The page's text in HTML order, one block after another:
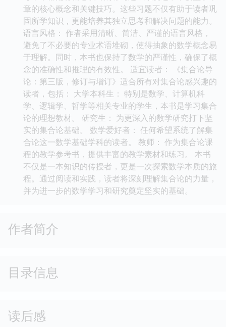
章的核心概念和关键技巧。这些习题不仅有助于读者巩
固所学知识，更能培养其独立思考和解决问题的能力。
语言风格： 作者采用清晰、简洁、严谨的语言风格，
避免了不必要的专业术语堆砌，使得抽象的数学概念易
于理解。同时，本书也保持了数学的严谨性，确保了概
念的准确性和推理的有效性。 适宜读者： 《集合论导
论：第三版，修订与增订》适合所有对集合论感兴趣的
读者，包括： 大学本科生： 特别是数学、计算机科
学、逻辑学、哲学等相关专业的学生，本书是学习集合
论的理想教材。 研究生： 为更深入的数学研究打下坚
实的集合论基础。 数学爱好者： 任何希望系统了解集
合论这一数学基础学科的读者。 教师： 作为集合论课
程的教学参考书，提供丰富的教学素材和练习。 本书
不仅是一本知识的传授者，更是一次探索数学本质的旅
程。通过阅读和实践，读者将深刻理解集合论的力量，
并为进一步的数学学习和研究奠定坚实的基础。
作者简介
目录信息
读后感